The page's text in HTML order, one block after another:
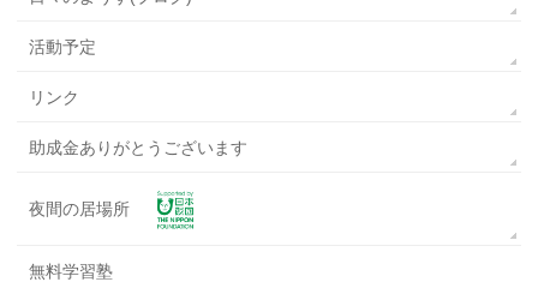
活動予定
リンク
助成金ありがとうございます
夜間の居場所
無料学習塾